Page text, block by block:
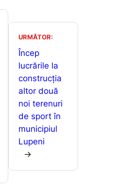
A
p
p
e
n
er
URMĂTOR:
Încep
lucrările la
construcția
altor două
noi terenuri
de sport în
municipiul
Lupeni
→